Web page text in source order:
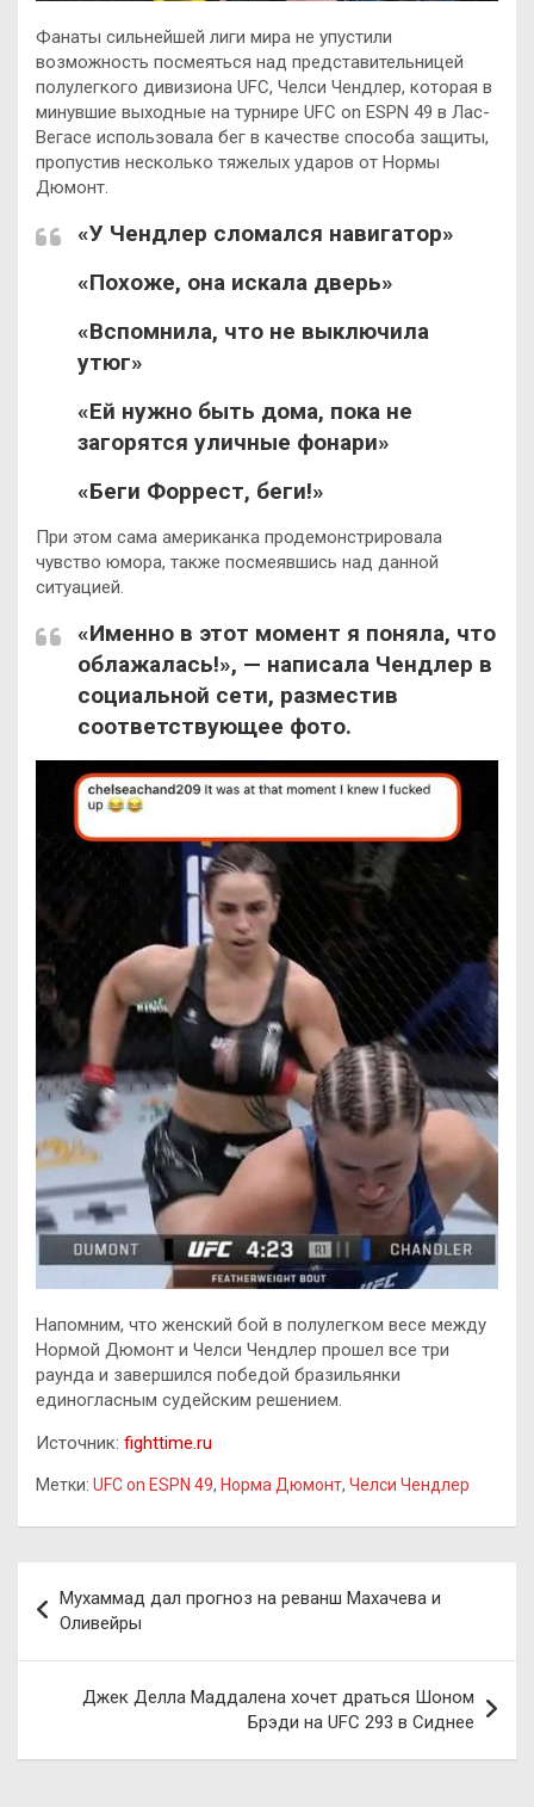
Фанаты сильнейшей лиги мира не упустили
возможность посмеяться над представительницей
полулегкого дивизиона UFC, Челси Чендлер, которая в
минувшие выходные на турнире UFC on ESPN 49 в Лас-
Вегасе использовала бег в качестве способа защиты,
пропустив несколько тяжелых ударов от Нормы
Дюмонт.
«У Чендлер сломался навигатор»
«Похоже, она искала дверь»
«Вспомнила, что не выключила
утюг»
«Ей нужно быть дома, пока не
загорятся уличные фонари»
«Беги Форрест, беги!»
При этом сама американка продемонстрировала
чувство юмора, также посмеявшись над данной
ситуацией.
«Именно в этот момент я поняла, что
облажалась!», — написала Чендлер в
социальной сети, разместив
соответствующее фото.
Напомним, что женский бой в полулегком весе между
Нормой Дюмонт и Челси Чендлер прошел все три
раунда и завершился победой бразильянки
единогласным судейским решением.
Источник: fighttime.ru
Метки: UFC on ESPN 49, Норма Дюмонт, Челси Чендлер
по
записям
Мухаммад дал прогноз на реванш Махачева и
Оливейры
Джек Делла Маддалена хочет драться Шоном
Брэди на UFC 293 в Сиднее